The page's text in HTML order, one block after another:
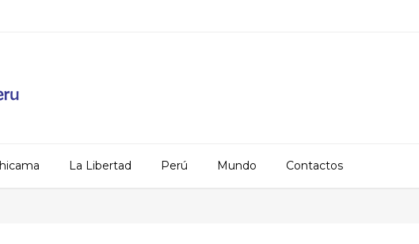
La Libertad Perú Mundo Contactos